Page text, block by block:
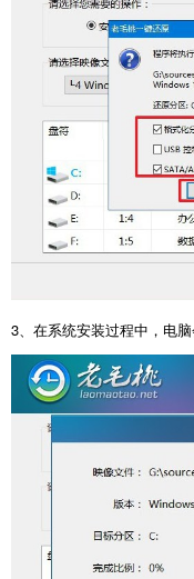
3、在系统安装过程中，电